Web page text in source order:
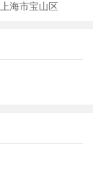
上海市宝山区